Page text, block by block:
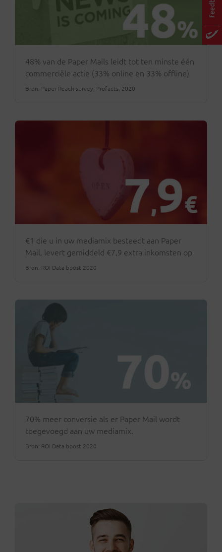
48% van de Paper Mails leidt tot ten minste één
commerciële actie (33% online en 33% offline)
Bron: Paper Reach survey, Profacts, 2020
€1 die u in uw mediamix besteedt aan Paper
Mail, levert gemiddeld €7,9 extra inkomsten op
Bron: ROI Data bpost 2020
70% meer conversie als er Paper Mail wordt
toegevoegd aan uw mediamix.
Bron: ROI Data bpost 2020